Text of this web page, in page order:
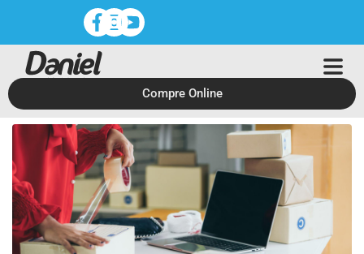
Compre Online